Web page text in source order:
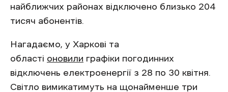
найближчих районах відключено близько 204
тисяч абонентів.
Нагадаємо, у Харкові та
області оновили графіки погодинних
відключень електроенергії з 28 по 30 квітня.
Світло вимикатимуть на щонайменше три